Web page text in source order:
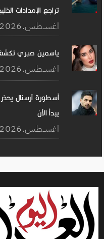
تراجع الإمدادات
06 اغســطس.2026 - 20:15
ياسمين صبري
06 اغســطس.2026 - 20:14
أسطورة آرسنال
يبدأ الآن
06 اغســطس.2026 - 20:12